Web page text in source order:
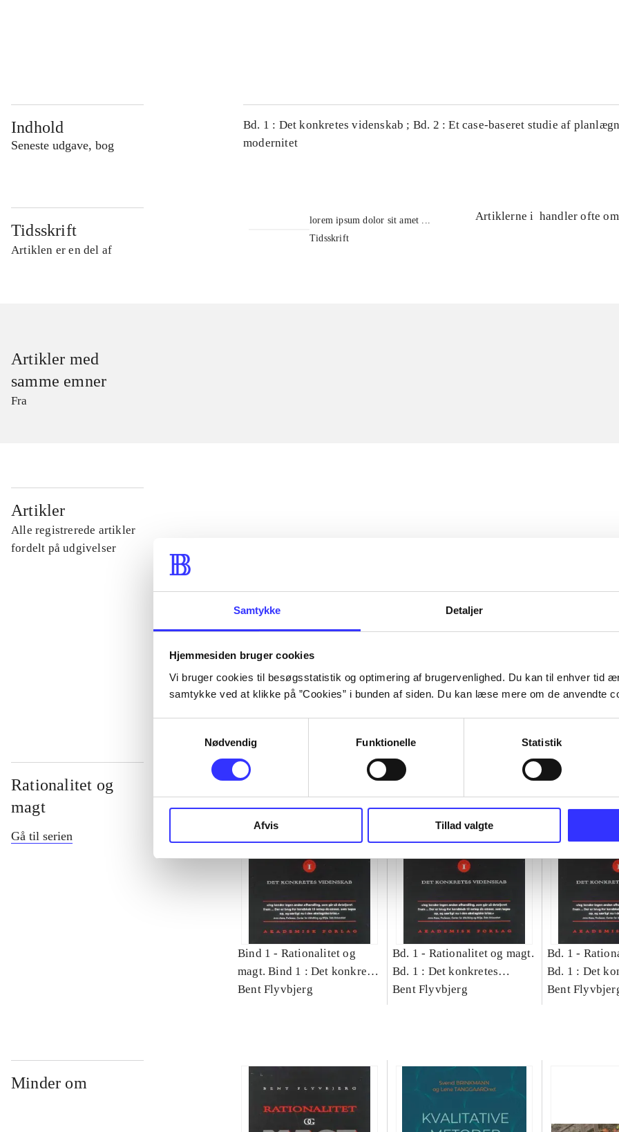
Samtykke Detaljer
Hjemmesiden bruger cookies
Vi bruger cookies til besøgsstatistik og optimering af brugervenlighed. Du kan til enhver tid
samtykke ved at klikke på ”Cookies” i bunden af siden. Du kan læse mere om de anvendte
Nødvendig
Funktionelle Statistik
Afvis Tillad valgte
Indhold
Seneste udgave, bog
Bd. 1 : Det konkretes videnskab ; Bd. 2 : Et case-baseret studie af
modernitet
Tidsskrift
Artiklen er en del af
lorem ipsum dolor sit amet ...
Tidsskrift
Artiklerne i handler ofte om
Artikler med
samme emner
Fra
Artikler
Alle registrerede artikler
fordelt på udgivelser
...
...
...
Rationalitet og
magt
Gå til serien
Bind 1 - Rationalitet og
magt. Bind 1 : Det konkretes
videnskab
Bent Flyvbjerg
Bd. 1 - Rationalitet og magt.
Bd. 1 : Det konkretes
videnskab
Bent Flyvbjerg
Bd. 1 -
Bd. 1 : Det
videnskab
Bent
Minder om